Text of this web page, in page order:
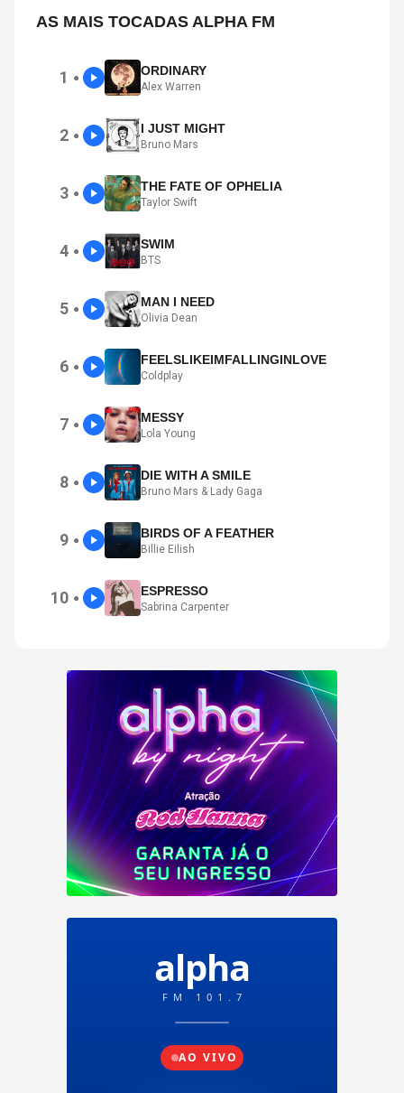
AS MAIS TOCADAS ALPHA FM
1 ● ORDINARY
Alex Warren
2 ● I JUST MIGHT
Bruno Mars
3 ● THE FATE OF OPHELIA
Taylor Swift
4 ● SWIM
BTS
5 ● MAN I NEED
Olivia Dean
6 ● FEELSLIKEIMFALLINGINLOVE
Coldplay
7 ● MESSY
Lola Young
8 ● DIE WITH A SMILE
Bruno Mars & Lady Gaga
9 ● BIRDS OF A FEATHER
Billie Eilish
10 ● ESPRESSO
Sabrina Carpenter